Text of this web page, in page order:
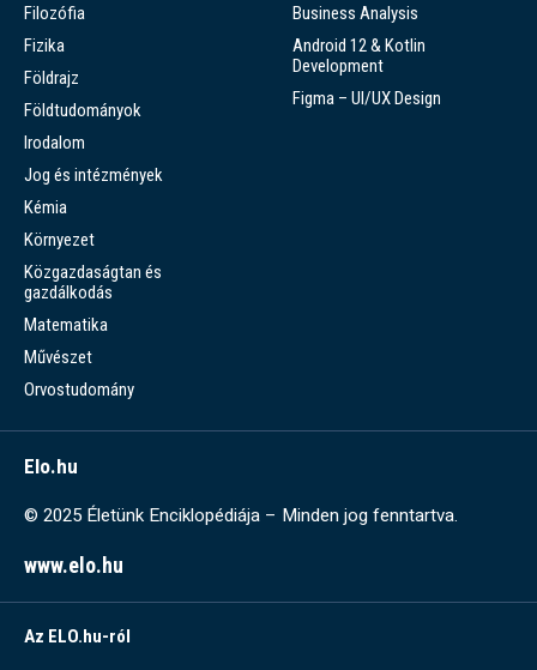
Filozófia
Fizika
Földrajz
Földtudományok
Irodalom
Jog és intézmények
Kémia
Környezet
Közgazdaságtan és
gazdálkodás
Matematika
Művészet
Orvostudomány
Business Analysis
Android 12 & Kotlin
Development
Figma – UI/UX Design
Elo.hu
© 2025 Életünk Enciklopédiája – Minden jog fenntartva.
www.elo.hu
Az ELO.hu-ról